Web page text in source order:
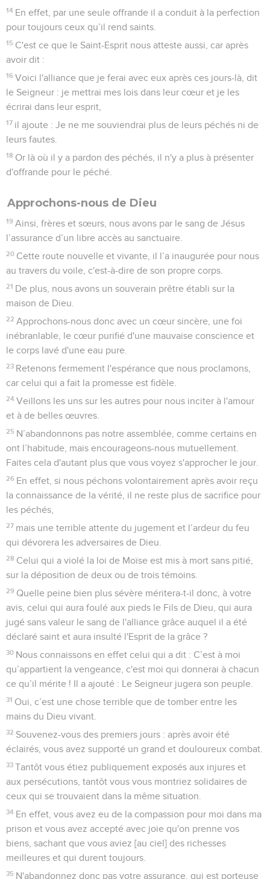
14 En effet, par une seule offrande il a conduit à la perfection
pour toujours ceux qu’il rend saints.
15 C'est ce que le Saint-Esprit nous atteste aussi, car après
avoir dit :
16 Voici l'alliance que je ferai avec eux après ces jours-là, dit
le Seigneur : je mettrai mes lois dans leur cœur et je les
écrirai dans leur esprit,
17 il ajoute : Je ne me souviendrai plus de leurs péchés ni de
leurs fautes.
18 Or là où il y a pardon des péchés, il n'y a plus à présenter
d'offrande pour le péché.
Approchons-nous de Dieu
19 Ainsi, frères et sœurs, nous avons par le sang de Jésus
l’assurance d’un libre accès au sanctuaire.
20 Cette route nouvelle et vivante, il l’a inaugurée pour nous
au travers du voile, c'est-à-dire de son propre corps.
21 De plus, nous avons un souverain prêtre établi sur la
maison de Dieu.
22 Approchons-nous donc avec un cœur sincère, une foi
inébranlable, le cœur purifié d'une mauvaise conscience et
le corps lavé d'une eau pure.
23 Retenons fermement l'espérance que nous proclamons,
car celui qui a fait la promesse est fidèle.
24 Veillons les uns sur les autres pour nous inciter à l'amour
et à de belles œuvres.
25 N’abandonnons pas notre assemblée, comme certains en
ont l’habitude, mais encourageons-nous mutuellement.
Faites cela d'autant plus que vous voyez s'approcher le jour.
26 En effet, si nous péchons volontairement après avoir reçu
la connaissance de la vérité, il ne reste plus de sacrifice pour
les péchés,
27 mais une terrible attente du jugement et l’ardeur du feu
qui dévorera les adversaires de Dieu.
28 Celui qui a violé la loi de Moïse est mis à mort sans pitié,
sur la déposition de deux ou de trois témoins.
29 Quelle peine bien plus sévère méritera-t-il donc, à votre
avis, celui qui aura foulé aux pieds le Fils de Dieu, qui aura
jugé sans valeur le sang de l'alliance grâce auquel il a été
déclaré saint et aura insulté l'Esprit de la grâce ?
30 Nous connaissons en effet celui qui a dit : C’est à moi
qu’appartient la vengeance, c'est moi qui donnerai à chacun
ce qu’il mérite ! Il a ajouté : Le Seigneur jugera son peuple.
31 Oui, c’est une chose terrible que de tomber entre les
mains du Dieu vivant.
32 Souvenez-vous des premiers jours : après avoir été
éclairés, vous avez supporté un grand et douloureux combat.
33 Tantôt vous étiez publiquement exposés aux injures et
aux persécutions, tantôt vous vous montriez solidaires de
ceux qui se trouvaient dans la même situation.
34 En effet, vous avez eu de la compassion pour moi dans ma
prison et vous avez accepté avec joie qu'on prenne vos
biens, sachant que vous aviez [au ciel] des richesses
meilleures et qui durent toujours.
35 N'abandonnez donc pas votre assurance, qui est porteuse